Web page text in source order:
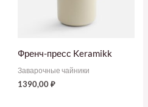
Френч-пресс Keramikk
Заварочные чайники
1390,00₽